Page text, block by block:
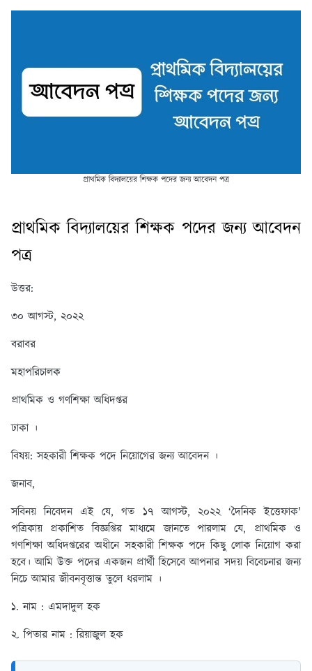
প্রাথমিক বিদ্যালয়ের শিক্ষক পদের জন্য আবেদন পত্র
প্রাথমিক বিদ্যালয়ের শিক্ষক পদের জন্য আবেদন
পত্র
উত্তর:
৩০ আগস্ট, ২০২২
বরাবর
মহাপরিচালক
প্রাথমিক ও গণশিক্ষা অধিদপ্তর
ঢাকা ।
বিষয়: সহকারী শিক্ষক পদে নিয়োগের জন্য আবেদন ।
জনাব,
সবিনয় নিবেদন এই যে, গত ১৭ আগস্ট, ২০২২ ‘দৈনিক ইত্তেফাক'
পত্রিকায় প্রকাশিত বিজ্ঞপ্তির মাধ্যমে জানতে পারলাম যে, প্রাথমিক ও
গণশিক্ষা অধিদপ্তরের অধীনে সহকারী শিক্ষক পদে কিছু লোক নিয়োগ করা
হবে। আমি উক্ত পদের একজন প্রার্থী হিসেবে আপনার সদয় বিবেচনার জন্য
নিচে আমার জীবনবৃত্তান্ত তুলে ধরলাম ।
১. নাম : এমদাদুল হক
২. পিতার নাম : রিয়াজুল হক